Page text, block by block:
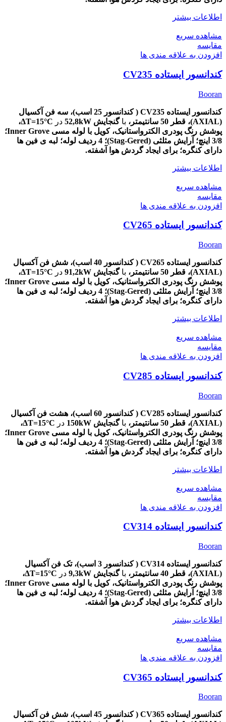
اطلاعات بیشتر
مشاهده سریع
مقایسه
افزودن به علاقه مندی ها
کندانسور ایستاده CV235
Booran
کندانسور ایستاده CV235 ( کندانسور 25 اسب)، سه
فن آکسیال
(AXIAL)،
قطر 50 سانتیمتر، باگنجایش 52,8kW در ΔT=15°C،
پوشش
رنگ پودری الکترواستانیک، کویل با لوله مسی Inner Grove؛
3/8 اینچ؛ آرایش مثلثی (Stag-Gered)؛ 4 ردیف لوله؛ لبه ی فین ها
دارای کنگره؛ برای ایجاد گردش هوا آشفته.
اطلاعات بیشتر
مشاهده سریع
مقایسه
افزودن به علاقه مندی ها
کندانسور ایستاده CV265
Booran
کندانسور ایستاده CV265 ( کندانسور 40 اسب)، شش
فن آکسیال
(AXIAL)،
قطر 50 سانتیمتر، باگنجایش 91,2kW در ΔT=15°C،
پوشش
رنگ پودری الکترواستانیک، کویل با لوله مسی Inner Grove؛
3/8 اینچ؛ آرایش مثلثی (Stag-Gered)؛ 4 ردیف لوله؛ لبه ی فین ها
دارای کنگره؛ برای ایجاد گردش هوا آشفته.
اطلاعات بیشتر
مشاهده سریع
مقایسه
افزودن به علاقه مندی ها
کندانسور ایستاده CV285
Booran
کندانسور ایستاده CV285 ( کندانسور 60 اسب)، هشت
فن آکسیال
(AXIAL)،
قطر 50 سانتیمتر، باگنجایش 150kW در ΔT=15°C،
پوشش
رنگ پودری الکترواستانیک، کویل با لوله مسی Inner Grove؛
3/8 اینچ؛ آرایش مثلثی (Stag-Gered)؛ 4 ردیف لوله؛ لبه ی فین ها
دارای کنگره؛ برای ایجاد گردش هوا آشفته.
اطلاعات بیشتر
مشاهده سریع
مقایسه
افزودن به علاقه مندی ها
کندانسور ایستاده CV314
Booran
کندانسور ایستاده CV314 ( کندانسور 3 اسب)، تک
فن آکسیال
(AXIAL)،
قطر 40 سانتیمتر، باگنجایش 9,3kW در ΔT=15°C،
پوشش
رنگ پودری الکترواستانیک، کویل با لوله مسی Inner Grove؛
3/8 اینچ؛ آرایش مثلثی (Stag-Gered)؛ 4 ردیف لوله؛ لبه ی فین ها
دارای کنگره؛ برای ایجاد گردش هوا آشفته.
اطلاعات بیشتر
مشاهده سریع
مقایسه
افزودن به علاقه مندی ها
کندانسور ایستاده CV365
Booran
کندانسور ایستاده CV365 ( کندانسور 45 اسب)، شش
فن آکسیال